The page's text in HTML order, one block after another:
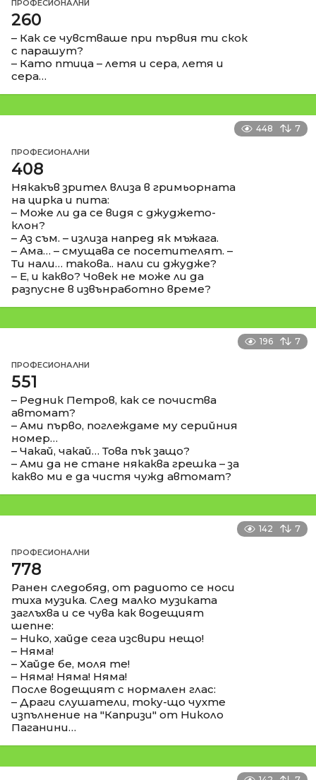
ПРОФЕСИОНАЛНИ
260
– Как се чувстваше при първия ти скок
с парашут?
– Като птица – летя и сера, летя и
сера…
448 7
ПРОФЕСИОНАЛНИ
408
Някакъв зрител влиза в гримьорната
на цирка и пита:
– Може ли да се видя с джуджето-
клон?
– Аз съм. – излиза напред як мъжага.
– Ама… – смущава се посетителят. –
Ти нали… такова.. нали си джудже?
– Е, и какво? Човек не може ли да
разпусне в извънработно време?
196 7
ПРОФЕСИОНАЛНИ
551
– Редник Петров, как се почиства
автомат?
– Ами първо, поглеждаме му серийния
номер…
– Чакай, чакай… Това пък защо?
– Ами да не стане някаква грешка – за
какво ми е да чистя чужд автомат?
142 7
ПРОФЕСИОНАЛНИ
778
Ранен следобяд, от радиото се носи
тиха музика. След малко музиката
заглъхва и се чува как водещият
шепне:
– Нико, хайде сега изсвири нещо!
– Няма!
– Хайде бе, моля те!
– Няма! Няма! Няма!
После водещият с нормален глас:
– Драги слушатели, току-що чухте
изпълнение на "Капризи" от Николо
Паганини…